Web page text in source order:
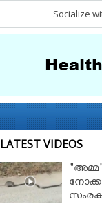
Socialize
LATEST VIDEOS